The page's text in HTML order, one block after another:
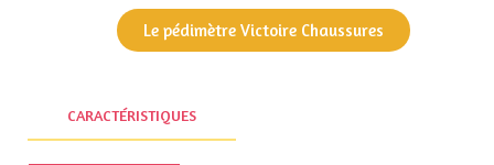
Le pédimètre Victoire Chaussures
CARACTÉRISTIQUES